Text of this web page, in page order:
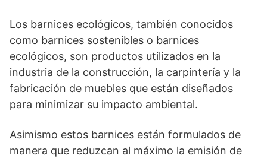
Los barnices ecológicos, también conocidos
como barnices sostenibles o barnices
ecológicos, son productos utilizados en la
industria de la construcción, la carpintería y la
fabricación de muebles que están diseñados
para minimizar su impacto ambiental.
Asimismo estos barnices están formulados de
manera que reduzcan al máximo la emisión de